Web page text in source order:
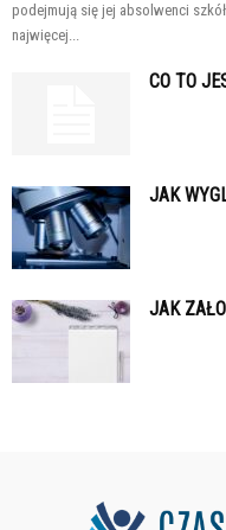
podejmują się jej absolwenci
najwięcej...
CO TO
JAK
JAK